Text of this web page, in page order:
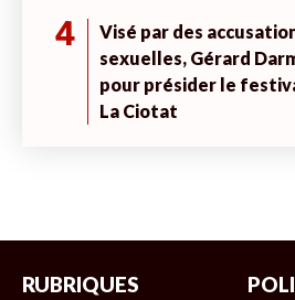
4
Visé par des
sexuelles, Gérard
pour présider le
La Ciotat
RUBRIQUES